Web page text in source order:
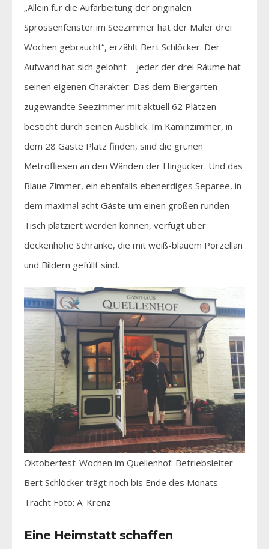
„Allein für die Aufarbeitung der originalen
Sprossenfenster im Seezimmer hat der Maler drei
Wochen gebraucht“, erzählt Bert Schlöcker. Der
Aufwand hat sich gelohnt – jeder der drei Räume hat
seinen eigenen Charakter: Das dem Biergarten
zugewandte Seezimmer mit aktuell 62 Plätzen
besticht durch seinen Ausblick. Im Kaminzimmer, in
dem 28 Gäste Platz finden, sind die grünen
Metrofliesen an den Wänden der Hingucker. Und das
Blaue Zimmer, ein ebenfalls ebenerdiges Separee, in
dem maximal acht Gäste um einen großen runden
Tisch platziert werden können, verfügt über
deckenhohe Schränke, die mit weiß-blauem Porzellan
und Bildern gefüllt sind.
Oktoberfest-Wochen im Quellenhof: Betriebsleiter
Bert Schlöcker trägt noch bis Ende des Monats
Tracht Foto: A. Krenz
Eine Heimstatt schaffen